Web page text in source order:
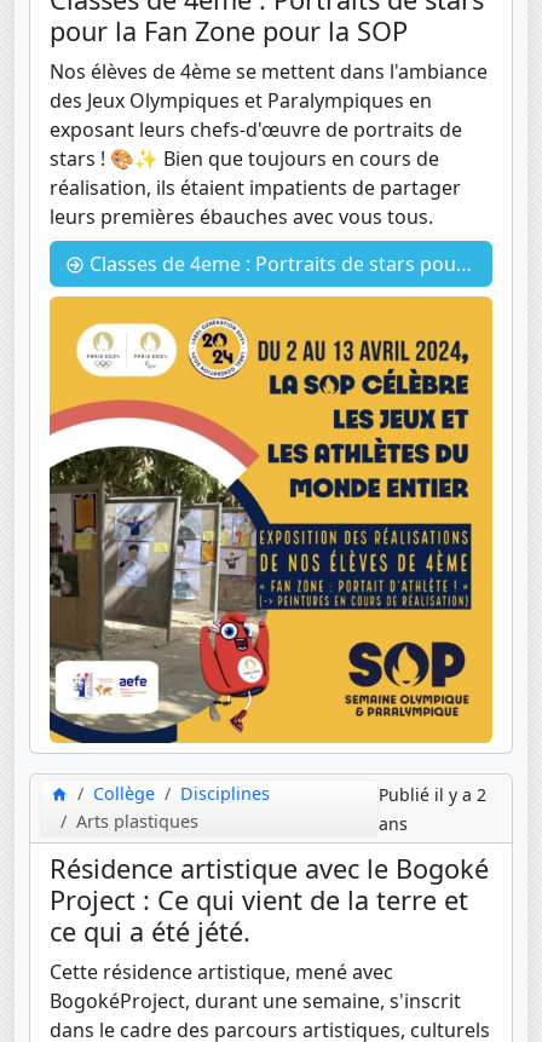
pour la Fan Zone pour la SOP
Nos élèves de 4ème se mettent dans l'ambiance
des Jeux Olympiques et Paralympiques en
exposant leurs chefs-d'œuvre de portraits de
stars ! 🎨✨ Bien que toujours en cours de
réalisation, ils étaient impatients de partager
leurs premières ébauches avec vous tous.
Classes de 4eme : Portraits de stars pour la Fan Zone pour la SOP
Collège
Disciplines
Arts plastiques
Publié il y a 2
ans
Résidence artistique avec le Bogoké
Project : Ce qui vient de la terre et
ce qui a été jété.
Cette résidence artistique, mené avec
BogokéProject, durant une semaine, s'inscrit
dans le cadre des parcours artistiques, culturels